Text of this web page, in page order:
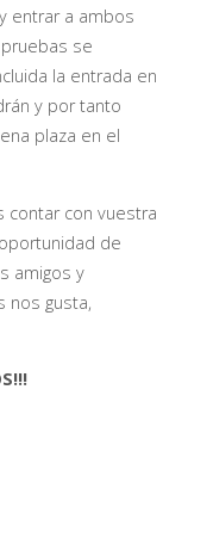
entrar a ambos
se
la entrada en
y por tanto
plaza en el
contar con vuestra
de
amigos y
nos gusta,